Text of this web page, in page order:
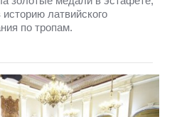
латвийского
по тропам.